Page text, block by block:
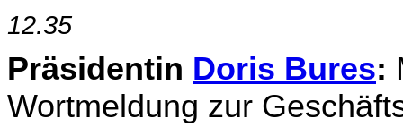
12.35
Präsidentin Doris Bures:
Wortmeldung zur